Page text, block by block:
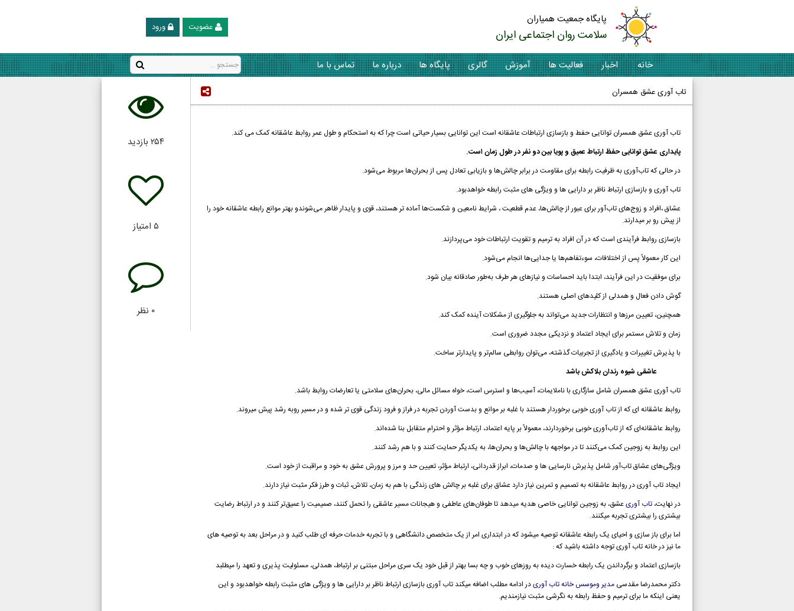
پایگاه جمعیت همیاران
سلامت روان اجتماعی ایران ورود عضویت
خانه اخبار فعالیت ها آموزش گالری پایگاه ها درباره ما تماس با ما
تاب آوری عشق همسران
تاب آوری عشق همسران توانایی حفط و بازسازی ارتباطات عاشقانه است این توانایی بسیار حیاتی است چرا که به استحکام و طول عمر روابط عاشقانه کمک می کند.
پایداری عشق توانایی حفظ ارتباط عمیق و پویا بین دو نفر در طول زمان است.
در حالی که تاب‌آوری به ظرفیت رابطه برای مقاومت در برابر چالش‌ها و بازیابی تعادل پس از بحران‌ها مربوط می‌شود.
تاب آوری و بازسازی ارتباط ناظر بر دارایی ها و ویژگی های مثبت رابطه خواهدبود.
عشاق ،افراد و زوج‌های تاب‌آور برای عبور از چالش‌ها، عدم قطعیت‌ ، شرایط نامعین و شکست‌ها آماده تر هستند، قوی‌ و پایدار ظاهر می‌شوندو بهتر موانع رابطه عاشقانه خود را
از پیش رو بر میدارند.
بازسازی روابط فرآیندی است که در آن افراد به ترمیم و تقویت ارتباطات خود می‌پردازند.
این کار معمولاً پس از اختلافات، سوءتفاهم‌ها یا جدایی‌ها انجام می‌شود.
برای موفقیت در این فرآیند، ابتدا باید احساسات و نیازهای هر طرف به‌طور صادقانه بیان شود.
گوش دادن فعال و همدلی از کلیدهای اصلی هستند.
همچنین، تعیین مرزها و انتظارات جدید می‌تواند به جلوگیری از مشکلات آینده کمک کند.
زمان و تلاش مستمر برای ایجاد اعتماد و نزدیکی مجدد ضروری است.
با پذیرش تغییرات و یادگیری از تجربیات گذشته، می‌توان روابطی سالم‌تر و پایدارتر ساخت.
عاشقی شیوه رندان بلاکش باشد
تاب آوری عشق همسران شامل سازگاری با ناملایمات، آسیب‌ها و استرس است، خواه مسائل مالی، بحران‌های سلامتی یا تعارضات روابط باشد.
روابط عاشقانه ای که از تاب آوری خوبی برخوردار هستند با غلبه بر موانع و بدست آوردن تجربه در فراز و فرود زندگی قوی تر شده و در مسیر روبه رشد پیش میروند.
روابط عاشقانه‌ای که از تاب‌آوری خوبی برخوردارند، معمولاً بر پایه اعتماد، ارتباط مؤثر و احترام متقابل بنا شده‌اند.
این روابط به زوجین کمک می‌کنند تا در مواجهه با چالش‌ها و بحران‌ها، به یکدیگر حمایت کنند و با هم رشد کنند.
ویژگی‌های عشاق تاب‌آور شامل پذیرش نارسایی ها و صدمات، ابراز قدردانی، ارتباط مؤثر، تعیین حد و مرز و پرورش عشق به خود و مراقبت از خود است.
ایجاد تاب آوری در روابط عاشقانه به تصمیم و تمرین نیاز داردعشاقبرای غلبه بر چالش های زندگی با هم به زمان، تلاش، ثبات و طرز فکر مثبت نیاز دارند.
در نهایت، تاب آوریعشق، به زوجین توانایی خاصی هدیه میدهد تا طوفان‌های عاطفی و هیجانات مسیر عاشقی را تحمل کنند، صمیمیت را عمیق‌تر کنند و در ارتباط رضایت
بیشتری را بیشتری تجربه میکنند.
اما برای باز سازی و احیای یک رابطه عاشقانه توصیه میشود که در ابتداری امر از یک متخصص دانشگاهی و با تجربه خدمات حرفه ای طلب کنید و در مراحل بعد به توصیه های
ما نیز در خانه تاب آوری توجه داشته باشید که :
بازسازی اعتماد و برگرداندن یک رابطه خسارت دیده به روزهای خوب و چه بسا بهتر از قبل خود یک سری مراحل مبتنی بر ارتباط، همدلی، مسئولیت پذیری و تعهد را میطلبد
دکتر محمدرضا مقدسی مدیر وموسس خانه تاب آوریدر ادامه مطلب اضافه میکند تاب آوری بازسازی ارتباط ناظر بر دارایی ها و ویژگی های مثبت رابطه خواهدبود و این
یعنی اینکه ما برای ترمیم و حفظ رابطه به نگرشی مثبت نیازمندیم.
۲۵۴ بازدید
۵ امتیاز
۰ نظر